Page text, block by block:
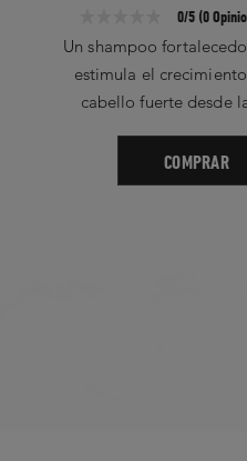
0/5 (0
Un shampoo
estimula el
cabello fuerte desde
COMPRAR